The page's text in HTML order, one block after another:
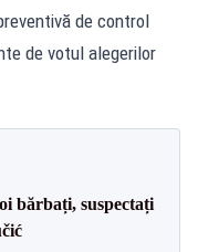
de control
de votul alegerilor
bărbați, suspectați